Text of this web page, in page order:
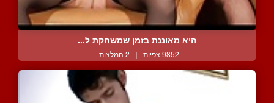
היא מאוננת בזמן שמשחקת ל...
9852 צפיות | 2 המלצות